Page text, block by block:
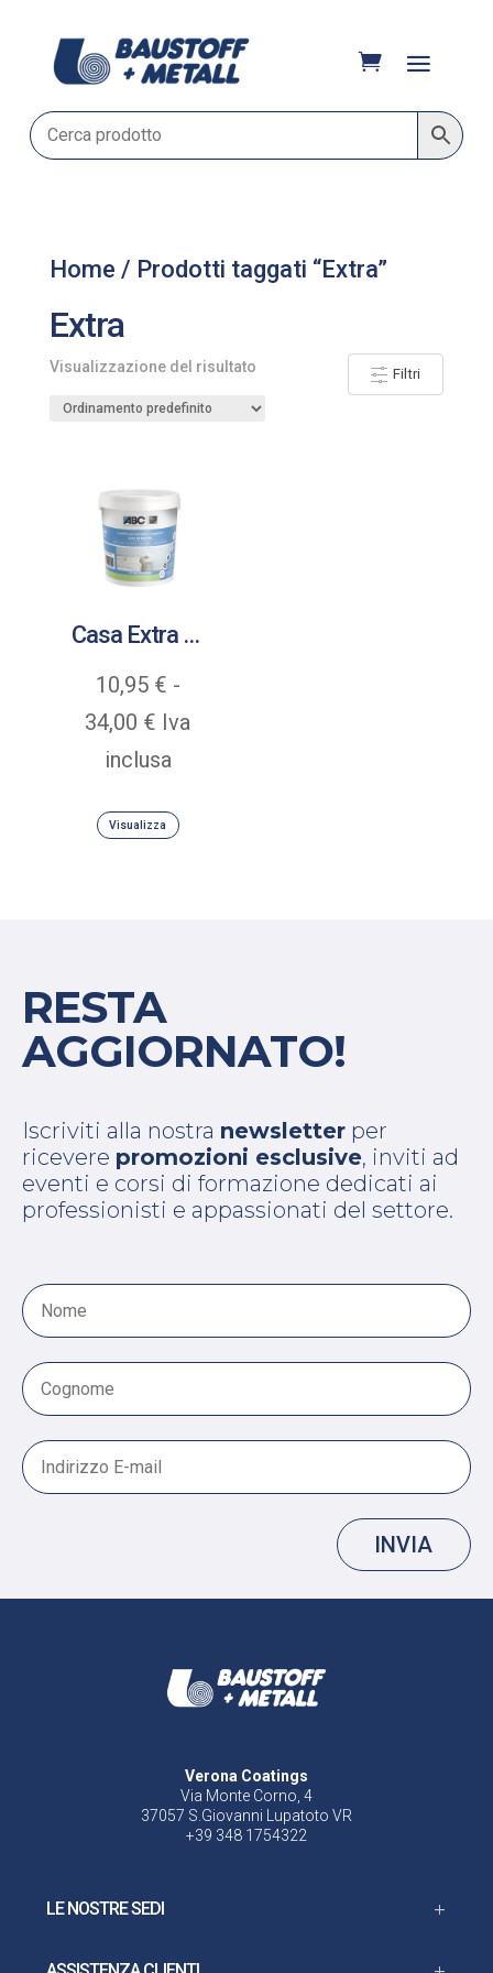
Home / Prodotti taggati “Extra”
Extra
Filtri
Visualizzazione del risultato
Casa Extra 600
10,95 € -
34,00 € Fascia
di
da
Iva
inclusa
Visualizza
RESTA
AGGIORNATO!
Iscriviti alla nostra newsletter per
ricevere promozioni esclusive, inviti ad
eventi e corsi di formazione dedicati ai
professionisti e appassionati del settore.
INVIA
Verona Coatings
Via Monte Corno, 4
37057 S.Giovanni Lupatoto VR
+39 348 1754322
LE NOSTRE SEDI